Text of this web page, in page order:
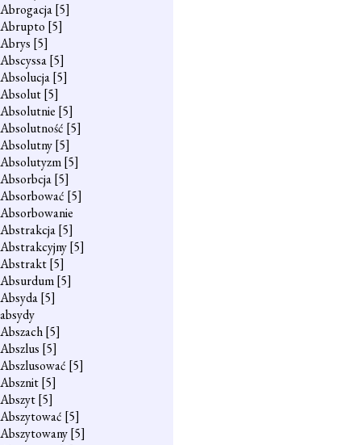
Abrogacja[5]
Abrupto [5]
Abrys [5]
Abscyssa[5]
Absolucja[5]
Absolut[5]
Absolutnie [5]
Absolutność [5]
Absolutny[5]
Absolutyzm[5]
Absorbcja[5]
Absorbować [5]
Absorbowanie
Abstrakcja[5]
Abstrakcyjny[5]
Abstrakt[5]
Absurdum[5]
Absyda[5]
absydy
Abszach[5]
Abszlus [5]
Abszlusować [5]
Absznit[5]
Abszyt[5]
Abszytować [5]
Abszytowany[5]